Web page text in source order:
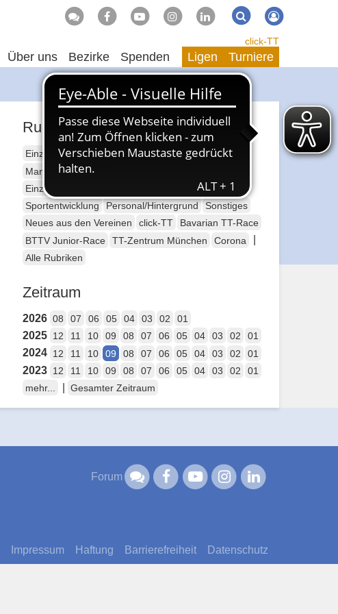
Suche Suchen
Über uns Bezirke Spenden
click-TT
Ligen Turniere
Rubriken
Einzelsport Erwachsene
Mannschaftssport Erwachsene
Einzelsport Jugend
Mannschaftssport Jugend
Sportentwicklung
Personal/Hintergrund
Sonstiges
Neues aus den Vereinen
click-TT
Bavarian TT-Race
BTTV Junior-Race
TT-Zentrum München Corona
Alle Rubriken
Zeitraum
2026 08 07 06 05 04 03 02 01
2025 12 11 10 09 08 07 06 05 04 03 02 01
2024 12 11 10 09 08 07 06 05 04 03 02 01
2023 12 11 10 09 08 07 06 05 04 03 02
01
mehr...
Gesamter Zeitraum
Forum
Impressum Haftung Barrierefreiheit Datenschutz